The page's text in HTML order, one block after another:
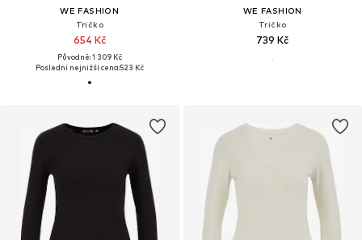
WE FASHION
Tričko
654 Kč
Původně: 1 309 Kč
Poslední nejnižší cena:523 Kč
WE FASHION
Tričko
739 Kč